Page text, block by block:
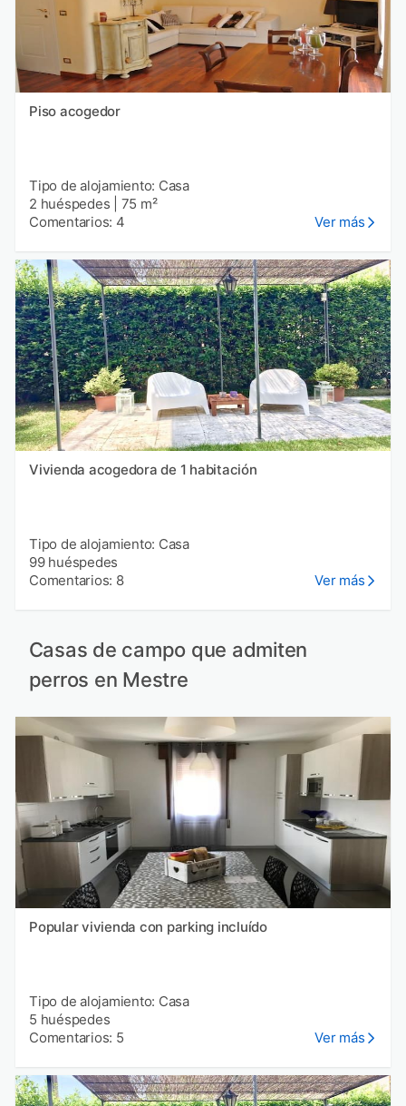
Piso acogedor
Tipo de alojamiento: Casa
2 huéspedes
75 m²
Comentarios: 4
Ver más
Vivienda acogedora de 1 habitación
Tipo de alojamiento: Casa
99 huéspedes
Comentarios: 8
Ver más
Casas de campo que admiten
perros en Mestre
Popular vivienda con parking incluído
Tipo de alojamiento: Casa
5 huéspedes
Comentarios: 5
Ver más